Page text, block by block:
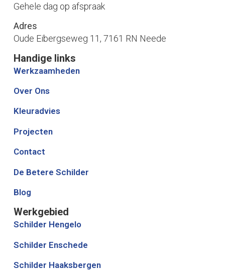
Werkgebied
Schilder Hengelo
Schilder Enschede
Schilder Haaksbergen
Gehele dag op afspraak
Adres
Oude Eibergseweg 11, 7161 RN Neede
Handige links
Werkzaamheden
Over Ons
Kleuradvies
Projecten
Contact
De Betere Schilder
Blog